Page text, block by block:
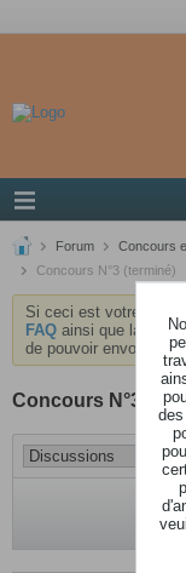
Forum Concours
Concours N°3 (terminé)
Si ceci est votre
FAQ ainsi que la
de pouvoir envoyer
Concours N°3